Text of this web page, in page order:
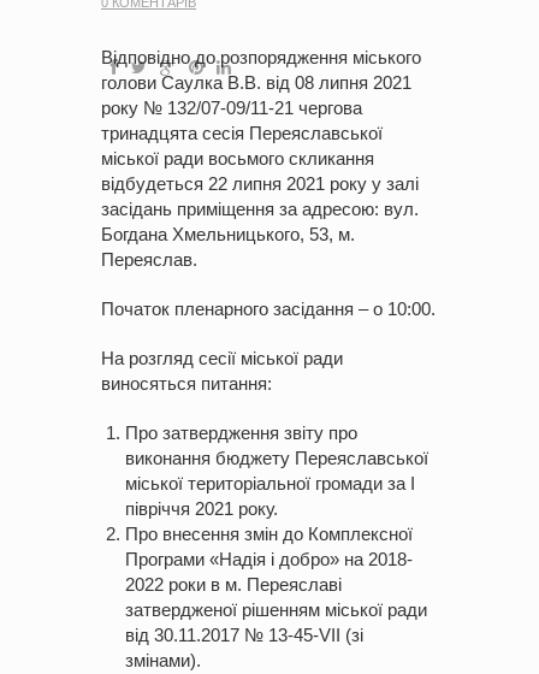
Відповідно до розпорядження міського
голови Саулка В.В. від 08 липня 2021
року № 132/07-09/11-21 чергова
тринадцята сесія Переяславської
міської ради восьмого скликання
відбудеться 22 липня 2021 року у залі
засідань приміщення за адресою: вул.
Богдана Хмельницького, 53, м.
Переяслав.
Початок пленарного засідання – о 10:00.
На розгляд сесії міської ради
виносяться питання:
Про затвердження звіту про
виконання бюджету Переяславської
міської територіальної громади за І
півріччя 2021 року.
Про внесення змін до Комплексної
Програми «Надія і добро» на 2018-
2022 роки в м. Переяславі
затвердженої рішенням міської ради
від 30.11.2017 № 13-45-VII (зі
змінами).